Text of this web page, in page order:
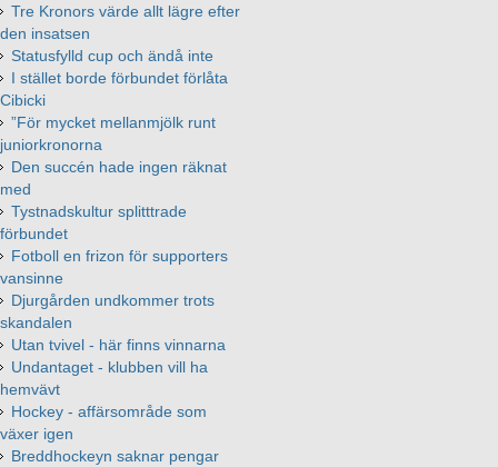
Tre Kronors värde allt lägre efter
den insatsen
Statusfylld cup och ändå inte
I stället borde förbundet förlåta
Cibicki
”För mycket mellanmjölk runt
juniorkronorna
Den succén hade ingen räknat
med
Tystnadskultur splitttrade
förbundet
Fotboll en frizon för supporters
vansinne
Djurgården undkommer trots
skandalen
Utan tvivel - här finns vinnarna
Undantaget - klubben vill ha
hemvävt
Hockey - affärsområde som
växer igen
Breddhockeyn saknar pengar